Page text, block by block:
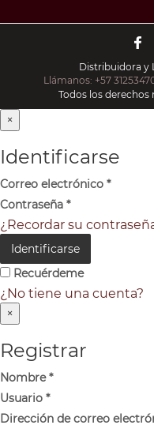
Distribuidora y
Llámanos: +57
Todos los
×
Identificarse
Correo electrónico *
Contraseña *
¿Recordar su
Identificarse
Recuérdeme
¿No tiene una cuenta?
×
Registrar
Nombre*
Usuario *
Dirección de correo